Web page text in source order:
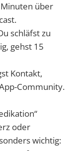
über
schläfst zu
gehst 15
Kontakt,
Community.
oder
wichtig: